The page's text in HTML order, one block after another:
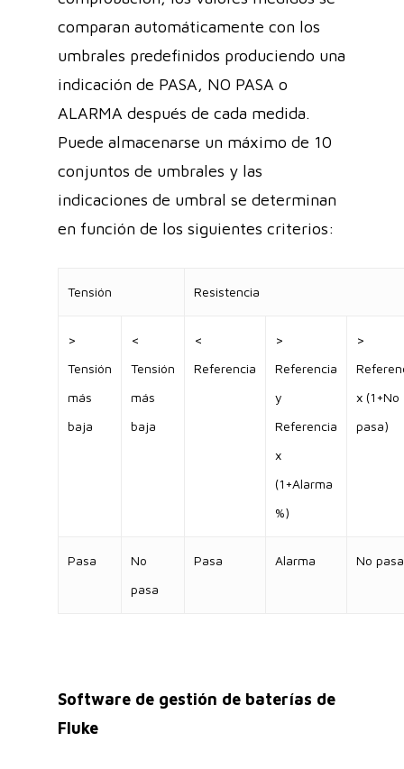
comparan automáticamente con los
umbrales predefinidos produciendo una
indicación de PASA, NO PASA o
ALARMA después de cada medida.
Puede almacenarse un máximo de 10
conjuntos de umbrales y las
indicaciones de umbral se determinan
en función de los siguientes criterios:
Tensión Resistencia
>
Tensión
más
baja
<
Tensión
más
baja
<
Referencia
>
Referencia
y
Referencia
x
(1+Alarma
%)
>
x (1+No
pasa)
Pasa
No
pasa
Pasa Alarma No pasa
Software de gestión de baterías de
Fluke